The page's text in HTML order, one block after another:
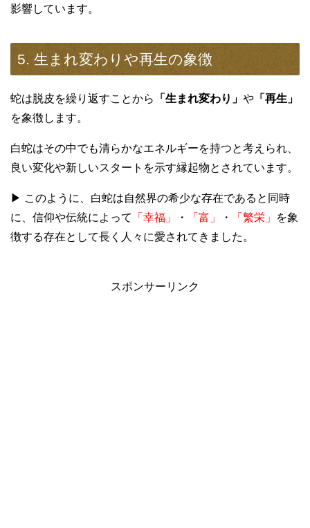
影響しています。
5. 生まれ変わりや再生の象徴
蛇は脱皮を繰り返すことから 「生まれ変わり」 や 「再生」
を象徴します。
白蛇はその中でも清らかなエネルギーを持つと考えられ、
良い変化や新しいスタートを示す縁起物とされています。
▶ このように、白蛇は自然界の希少な存在であると同時
に、信仰や伝統によって
「幸福」 ・ 「富」 ・ 「繁栄」
を象
徴する存在として長く人々に愛されてきました。
スポンサーリンク